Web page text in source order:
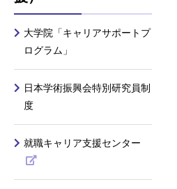
大学院「キャリアサポートプ
ログラム」
日本学術振興会特別研究員制
度
就職キャリア支援センター